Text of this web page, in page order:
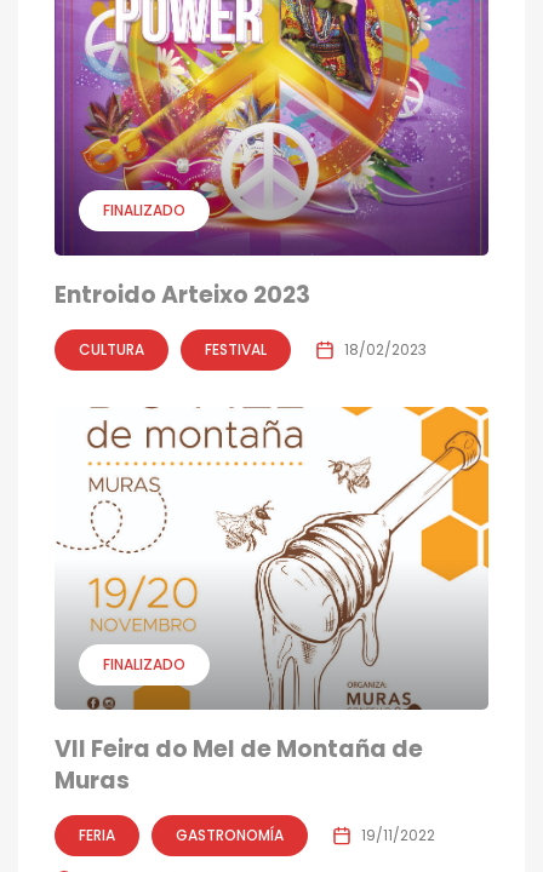
FINALIZADO
Entroido Arteixo 2023
CULTURA FESTIVAL 18/02/2023
FINALIZADO
VII Feira do Mel de Montaña de
Muras
FERIA GASTRONOMÍA 19/11/2022